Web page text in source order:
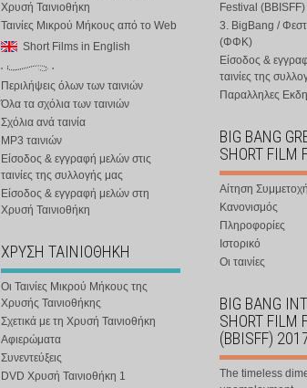
Χρυσή Ταινιοθήκη
Ταινίες Μικρού Μήκους από το Web
Short Films in English
Περιλήψεις όλων των ταινιών
Όλα τα σχόλια των ταινιών
Σχόλια ανά ταινία
MP3 ταινιών
Είσοδος & εγγραφή μελών στις
ταινίες της συλλογής μας
Είσοδος & εγγραφή μελών στη
Χρυσή Ταινιοθήκη
ΧΡΥΣΗ ΤΑΙΝΙΟΘΗΚΗ
Οι Ταινίες Μικρού Μήκους της
Χρυσής Ταινιοθήκης
Σχετικά με τη Χρυσή Ταινιοθήκη
Αφιερώματα
Συνεντεύξεις
DVD Χρυσή Ταινιοθήκη 1
Festival
3. BigBang /
(ΦΦΚ)
Είσοδος &
ταινίες της
Παραλληλες
BIG BANG
SHORT FILM
Αίτηση
Κανονισμός
Πληροφορίες
Ιστορικό
Οι ταινίες
BIG BANG
SHORT FILM
(BBISFF)
The timeless